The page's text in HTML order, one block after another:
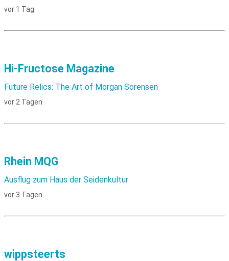
vor 1 Tag
Hi-Fructose Magazine
Future Relics: The Art of Morgan Sorensen
vor 2 Tagen
Rhein MQG
Ausflug zum Haus der Seidenkultur
vor 3 Tagen
wippsteerts